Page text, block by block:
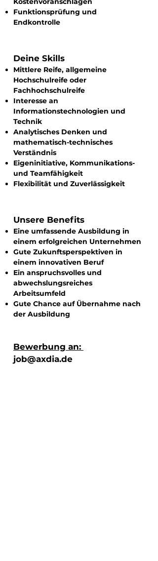
Funktionsprüfung und
Endkontrolle
Deine Skills
Mittlere Reife, allgemeine
Hochschulreife oder
Fachhochschulreife
Interesse an
Informationstechnologien und
Technik
Analytisches Denken und
mathematisch-technisches
Verständnis
Eigeninitiative, Kommunikations-
und Teamfähigkeit
Flexibilität und Zuverlässigkeit
Unsere Benefits
Eine umfassende Ausbildung in
einem erfolgreichen Unternehmen
Gute Zukunftsperspektiven in
einem innovativen Beruf
Ein anspruchsvolles und
abwechslungsreiches
Arbeitsumfeld
Gute Chance auf Übernahme nach
der Ausbildung
Bewerbung an:
job@axdia.de